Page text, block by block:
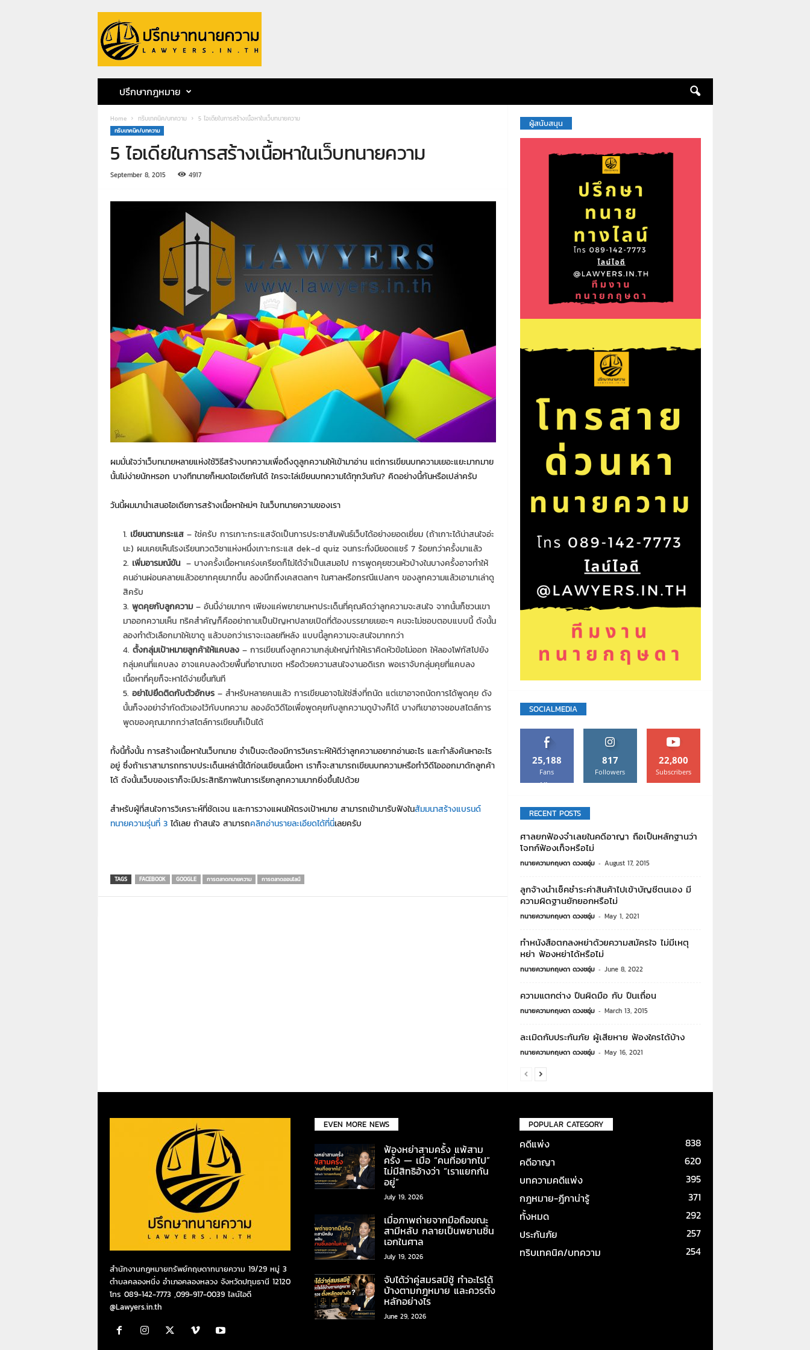
ป
ก
ษ
ปรึกษากฎหมาย
Home ทริบเทคนิค/บทความ 5 ไอเดียในการสร้างเนื้อหาในเว็บทนายความ
ทริบเทคนิค/บทความ
5 ไอเดียในการสร้างเนื้อหาในเว็บทนายความ
September 8, 2015 4917
ผมมั่นใจว่าเว็บทนายหลายแห่งใช้วิธีสร้างบทความเพื่อดึงดูลูกความให้เข้ามาอ่าน แต่การเขียนบทความเยอะแยะมากมาย
นั้นไม่ง่ายนักหรอก บางทีทนายก็หมดไอเดียกันได้ ใครจะไล่เขียนบทความได้ทุกวันกัน? คิดอย่างนี้กันหรือเปล่าครับ
วันนี้ผมมานำเสนอไอเดียการสร้างเนื้อหาใหม่ๆ ในเว็บทนายความของเรา
เขียนตามกระแส– ใช่ครับ การเกาะกระแสจัดเป็นการประชาสัมพันธ์เว็บได้อย่างยอดเยี่ยม (ถ้าเกาะได้น่าสนใจอ่ะ
นะ) ผมเคยเห็นโรงเรียนกวดวิชาแห่งหนึ่งเกาะกระแส dek-d quiz จนกระทั่งมียอดแชร์ 7 ร้อยกว่าครั้งมาแล้ว
เพิ่มอารมณ์ขัน– บางครั้งเนื้อหาเคร่งเครียดก็ไม่ได้จำเป็นเสมอไป การพูดคุยชวนหัวบ้างในบางครั้งอาจทำให้
คนอ่านผ่อนคลายแล้วอยากคุยมากขึ้น ลองนึกถึงเคสตลกๆ ในศาลหรือกรณีแปลกๆ ของลูกความแล้วเอามาเล่าดู
สิครับ
พูดคุยกับลูกความ– อันนี้ง่ายมากๆ เพียงแค่พยายามหาประเด็นที่คุณคิดว่าลูกความจะสนใจ จากนั้นก็ชวนเขา
มาออกความเห็น ทริคสำคัญก็คืออย่าถามเป็นปัญหาปลายเปิดที่ต้องบรรยายเยอะๆ คนจะไม่ชอบตอบแบบนี้ ดังนั้น
ลองทำตัวเลือกมาให้เขาดู แล้วบอกว่าเราจะเฉลยทีหลัง แบบนี้ลูกความจะสนใจมากกว่า
ตั้งกลุ่มเป้าหมายลูกค้าให้แคบลง – การเขียนถึงลูกความกลุ่มใหญ่ทำให้เราคิดหัวข้อไม่ออก ให้ลองโฟกัสไปยัง
กลุ่มคนที่แคบลง อาจแคบลงด้วยพื้นที่อาณาเขต หรือด้วยความสนใจงานอดิเรก พอเราจับกลุ่มคุยที่แคบลง
เนื้อหาที่คุยก็จะหาได้ง่ายขึ้นทันที
อย่าไปยึดติดกับตัวอักษร– สำหรับหลายคนแล้ว การเขียนอาจไม่ใช่สิ่งที่ถนัด แต่เขาอาจถนัดการได้พูดคุย ดัง
นั้นก็จงอย่าจำกัดตัวเองไว้กับบทความ ลองอัดวิดีโอเพื่อพูดคุยกับลูกความดูบ้างก็ได้ บางทีเขาอาจชอบสไตล์การ
พูดของคุณมากกว่าสไตล์การเขียนก็เป็นได้
ทั้งนี้ทั้งนั้น การสร้างเนื้อหาในเว็บทนาย จำเป็นจะต้องมีการวิเคราะห์ให้ดีว่าลูกความอยากอ่านอะไร และกำลังค้นหาอะไร
อยู่ ซึ่งถ้าเราสามารถทราบประเด็นเหล่านี้ได้ก่อนเขียนเนื้อหา เราก็จะสามารถเขียนบทความหรือทำวิดีโอออกมาดักลูกค้า
ได้ ดังนั้นเว็บของเราก็จะมีประสิทธิภาพในการเรียกลูกความมากยิ่งขึ้นไปด้วย
สำหรับผู้ที่สนใจการวิเคราะห์ที่ชัดเจน และการวางแผนให้ตรงเป้าหมาย สามารถเข้ามารับฟังในสัมมนาสร้างแบรนด์
ทนายความรุ่นที่ 3ได้เลย ถ้าสนใจ สามารถคลิกอ่านรายละเอียดได้ที่นี่เลยครับ
TAGS FACEBOOK GOOGLE การตลาดทนายความ การตลาดออนไลน์
ผู้สนับสนุน
SOCIALMEDIA
25,188
Fans
Like
817
Followers
22,800
Subscribers
RECENT POSTS
ศาลยกฟ้องจำเลยในคดีอาญา ถือเป็นหลักฐานว่า
โจทก์ฟ้องเท็จหรือไม่
ทนายความกฤษดา ดวงชอุ่ม - August 17, 2015
ลูกจ้างนำเช็คชำระค่าสินค้าไปเข้าบัญชีตนเอง มี
ความผิดฐานยักยอกหรือไม่
ทนายความกฤษดา ดวงชอุ่ม - May 1, 2021
ทำหนังสือตกลงหย่าด้วยความสมัครใจ ไม่มีเหตุ
หย่า ฟ้องหย่าได้หรือไม่
ทนายความกฤษดา ดวงชอุ่ม - June 8, 2022
ความแตกต่าง ปืนผิดมือ กับ ปืนเถื่อน
ทนายความกฤษดา ดวงชอุ่ม - March 13, 2015
ละเมิดกับประกันภัย ผู้เสียหาย ฟ้องใครได้บ้าง
ทนายความกฤษดา ดวงชอุ่ม - May 16, 2021
สำนักงานกฎหมายทรัพย์กฤษดาทนายความ 19/29 หมู่ 3
ตำบลคลองหนึ่ง อำเภอคลองหลวง จังหวัดปทุมธานี 12120
โทร 089-142-7773 ,099-917-0039 ไลน์ไอดี
@Lawyers.in.th
EVEN MORE NEWS
ฟ้องหย่าสามครั้ง แพ้สาม
ครั้ง — เมื่อ “คนที่อยากไป”
ไม่มีสิทธิอ้างว่า “เราแยกกัน
อยู่”
July 19, 2026
เมื่อภาพถ่ายจากมือถือขณะ
สามีหลับ กลายเป็นพยานชิ้น
เอกในศาล
July 19, 2026
จับได้ว่าคู่สมรสมีชู้ ทำอะไรได้
บ้างตามกฎหมาย และควรตั้ง
หลักอย่างไร
June 29, 2026
POPULAR CATEGORY
คดีแพ่ง
838
คดีอาญา
620
บทความคดีแพ่ง
395
กฎหมาย-ฎีกาน่ารู้
371
ทั้งหมด
292
ประกันภัย
257
ทริบเทคนิค/บทความ
254